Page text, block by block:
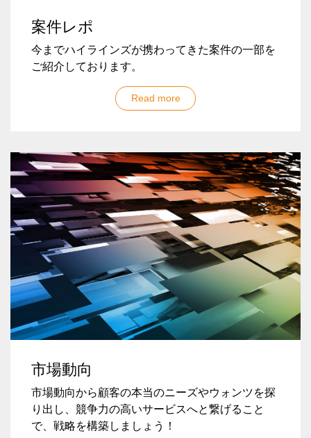
案件レポ
今までハイラインズが携わってきた案件の一部を
ご紹介しております。
Read more
市場動向
市場動向から顧客の本当のニーズやウォンツを探
り出し、競争力の高いサービスへと繋げること
で、戦略を構築しましょう！